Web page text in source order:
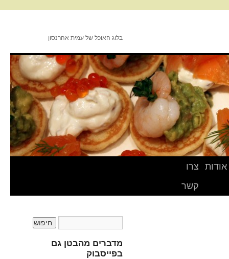
בלוג האוכל של עמית אהרנסון
אודות
צרו
קשר
מדברים מהבטן גם
בפייסבוק